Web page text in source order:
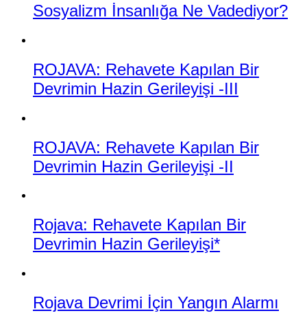
Sosyalizm İnsanlığa Ne Vadediyor?
ROJAVA: Rehavete Kapılan Bir
Devrimin Hazin Gerileyişi -III
ROJAVA: Rehavete Kapılan Bir
Devrimin Hazin Gerileyişi -II
Rojava: Rehavete Kapılan Bir
Devrimin Hazin Gerileyişi*
Rojava Devrimi İçin Yangın Alarmı